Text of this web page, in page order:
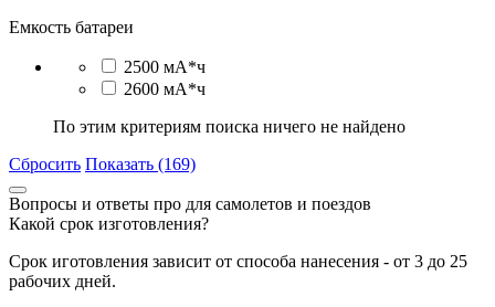
Емкость батареи
2500 мА*ч
2600 мА*ч
По этим критериям поиска ничего не найдено
Сбросить Показать (169)
Вопросы и ответы про для самолетов и поездов
Какой срок изготовления?
Срок иготовления зависит от способа нанесения - от 3 до 25
рабочих дней.